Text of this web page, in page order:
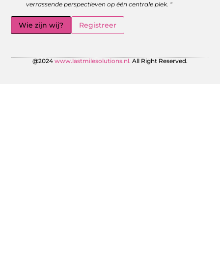
verrassende perspectieven op één centrale plek. “
Wie zijn wij? Registreer
@2024 www.lastmilesolutions.nl. All Right Reserved.